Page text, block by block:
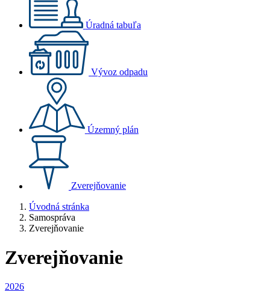
Úradná tabuľa
Vývoz odpadu
Územný plán
Zverejňovanie
Úvodná stránka
Samospráva
Zverejňovanie
Zverejňovanie
2026